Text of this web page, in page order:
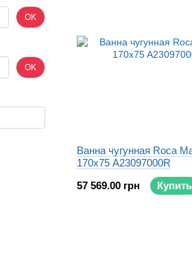
Ванна чугунная Roca
170x75 A23097000R
57 569.00 грн
Купить
OK
OK